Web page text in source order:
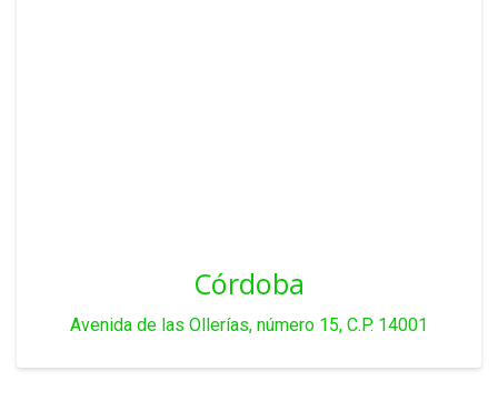
Córdoba
Avenida de las Ollerías, número 15, C.P. 14001